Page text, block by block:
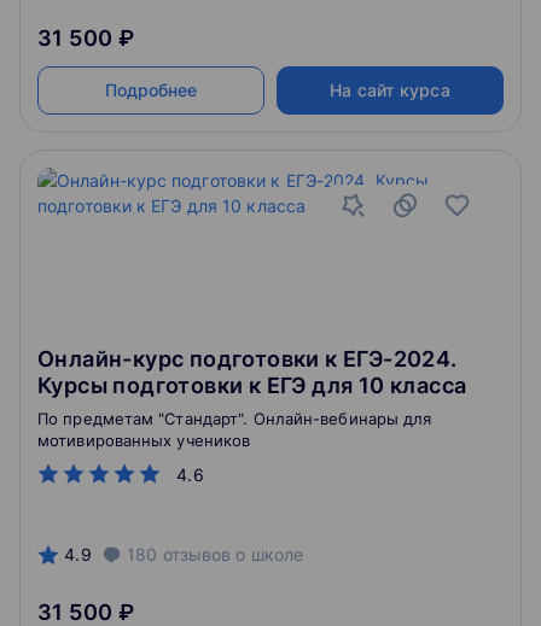
31 500 ₽
Подробнее На сайт курса
Онлайн-курс подготовки к ЕГЭ-2024.
Курсы подготовки к ЕГЭ для 10 класса
4.6
По предметам "Стандарт". Онлайн-вебинары для
мотивированных учеников
4.9 180 отзывов о школе
31 500 ₽